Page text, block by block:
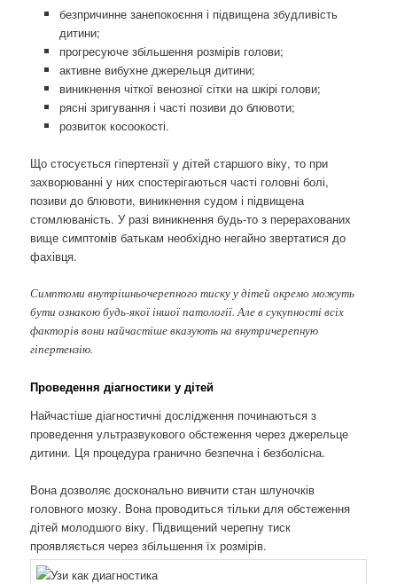
безпричинне занепокоєння і підвищена збудливість
дитини;
прогресуюче збільшення розмірів голови;
активне вибухне джерельця дитини;
виникнення чіткої венозної сітки на шкірі голови;
рясні зригування і часті позиви до блювоти;
розвиток косоокості.
Що стосується гіпертензії у дітей старшого віку, то при
захворюванні у них спостерігаються часті головні болі,
позиви до блювоти, виникнення судом і підвищена
стомлюваність. У разі виникнення будь-то з перерахованих
вище симптомів батькам необхідно негайно звертатися до
фахівця.
Симптоми внутрішньочерепного тиску у дітей окремо можуть
бути ознакою будь-якої іншої патології. Але в сукупності всіх
факторів вони найчастіше вказують на внутричерепную
гіпертензію.
Проведення діагностики у дітей
Найчастіше діагностичні дослідження починаються з
проведення ультразвукового обстеження через джерельце
дитини. Ця процедура гранично безпечна і безболісна.
Вона дозволяє досконально вивчити стан шлуночків
головного мозку. Вона проводиться тільки для обстеження
дітей молодшого віку. Підвищений черепну тиск
проявляється через збільшення їх розмірів.